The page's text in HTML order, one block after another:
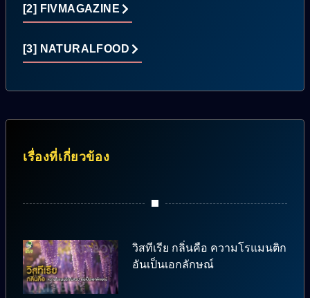
[2] FIVMAGAZINE
[3] NATURALFOOD
เรื่องที่เกี่ยวข้อง
วิสทีเรีย กลิ่นคือ ความโรแมนติก
อันเป็นเอกลักษณ์